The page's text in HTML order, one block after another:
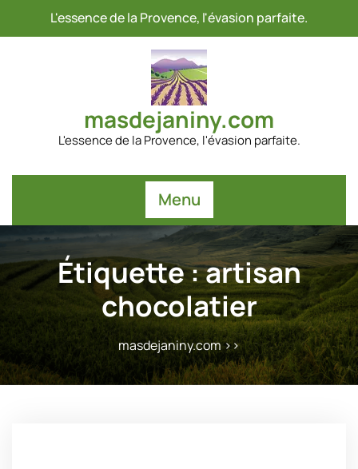
L'essence de la Provence, l'évasion parfaite.
masdejaniny.com
L'essence de la Provence, l'évasion parfaite.
Menu
Étiquette :artisan
chocolatier
masdejaniny.com>>